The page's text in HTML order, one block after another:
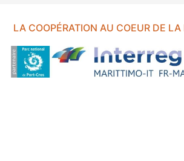
LA COOPÉRATION AU COEUR DE LA